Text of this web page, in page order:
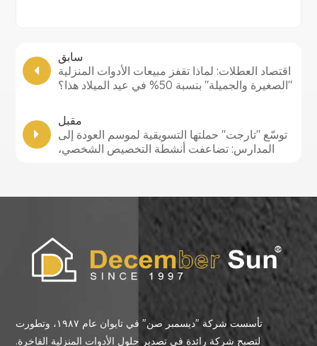
سابق
اقتصاد العطلات: لماذا تقفز مبيعات الأدوات المنزلية
"الصغيرة والجميلة" بنسبة 50% في عيد الميلاد هذا؟
مقبل
توسّع "تارجت" حملتها التسويقية لموسم العودة إلى
المدارس: تضاعفت أنشطة التخصيص الشخصي،
تأسست شركة "ديسمبر صن" في تايوان عام ١٩٨٧، وتطورت
لتصبح شركة رائدة في تصدير حلول الأدوات المنزلية الفاخرة.